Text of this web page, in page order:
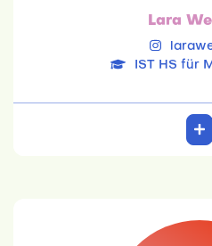
Lara
IST HS für
Lars